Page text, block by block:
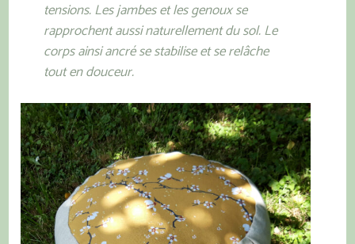
tensions. Les jambes et les genoux se
rapprochent aussi naturellement du sol. Le
corps ainsi ancré se stabilise et se relâche
tout en douceur.